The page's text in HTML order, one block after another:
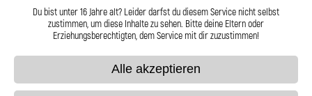
Stahlflex vs. Gummi
Stahlflex
Du bist unter 16 Jahre alt? Leider darfst du diesem Service nicht selbst
zustimmen, um diese Inhalte zu sehen. Bitte deine Eltern oder
Erziehungsberechtigten, dem Service mit dir zuzustimmen!
Alle akzeptieren